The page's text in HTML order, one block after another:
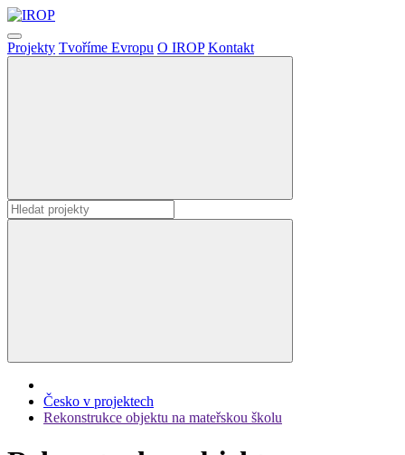
Projekty Tvoříme Evropu O IROP Kontakt
Česko v projektech
Rekonstrukce objektu na mateřskou školu